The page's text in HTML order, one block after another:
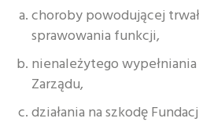
choroby powodującej
sprawowania funkcji,
nienależytego
Zarządu,
działania na szkodę